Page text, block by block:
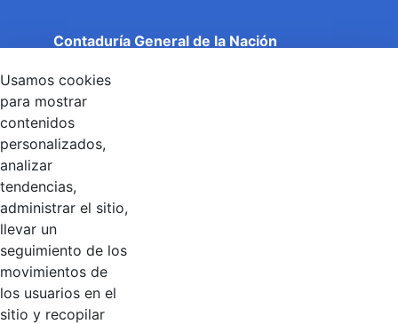
Contaduría General de la Nación
Entidad adscrita al Ministerio de Hacienda y Crédito
Público
Torre 1 (Aire) - Piso 15, Bogotá D.C., Colombia
Código Postal: 111071
Linkedin
Contacto
Línea de servicio al ciudadano: +57(601) 492 64 00
Usamos cookies
para mostrar
contenidos
personalizados,
analizar
tendencias,
administrar el sitio,
llevar un
seguimiento de los
movimientos de
los usuarios en el
sitio y recopilar